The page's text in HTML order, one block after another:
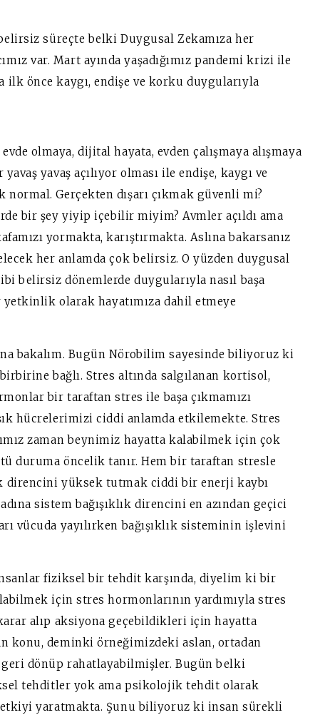
süreçte belki Duygusal Zekamıza her
var. Mart ayında yaşadığımız pandemi krizi ile
ilk önce kaygı, endişe ve korku duygularıyla
olmaya, dijital hayata, evden çalışmaya alışmaya
yavaş açılıyor olması ile endişe, kaygı ve
Gerçekten dışarı çıkmak güvenli mi?
bir şey yiyip içebilir miyim? Avmler açıldı ama
yormakta, karıştırmakta. Aslına bakarsanız
her anlamda çok belirsiz. O yüzden duygusal
belirsiz dönemlerde duygularıyla nasıl başa
yetkinlik olarak hayatımıza dahil etmeye
bakalım. Bugün Nörobilim sayesinde biliyoruz ki
bağlı. Stres altında salgılanan kortisol,
bir taraftan stres ile başa çıkmamızı
hücrelerimizi ciddi anlamda etkilemekte. Stres
zaman beynimiz hayatta kalabilmek için çok
duruma öncelik tanır. Hem bir taraftan stresle
direncini yüksek tutmak ciddi bir enerji kaybı
sistem bağışıklık direncini en azından geçici
vücuda yayılırken bağışıklık sisteminin işlevini
fiziksel bir tehdit karşında, diyelim ki bir
için stres hormonlarının yardımıyla stres
alıp aksiyona geçebildikleri için hayatta
konu, deminki örneğimizdeki aslan, ortadan
dönüp rahatlayabilmişler. Bugün belki
tehditler yok ama psikolojik tehdit olarak
etkiyi yaratmakta. Şunu biliyoruz ki insan sürekli